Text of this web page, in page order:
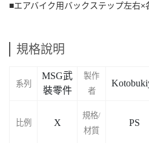
■エアバイク用バックステップ左右×
規格說明
系列
MSG武
裝零件
製作
者
比例 X
規格/
材質
PS